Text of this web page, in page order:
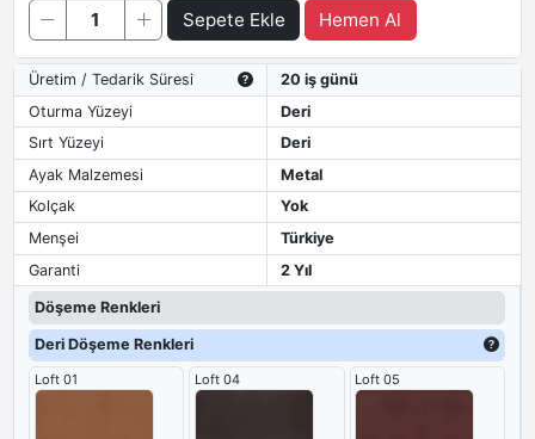
Sepete Ekle Hemen Al
Üretim / Tedarik Süresi
20 iş günü
Oturma Yüzeyi
Deri
Sırt Yüzeyi
Deri
Ayak Malzemesi
Metal
Kolçak
Yok
Menşei
Türkiye
Garanti
2 Yıl
Döşeme Renkleri
Deri Döşeme Renkleri
Loft 01 Loft 04 Loft 05